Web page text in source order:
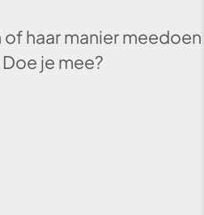
haar manier meedoen
je mee?